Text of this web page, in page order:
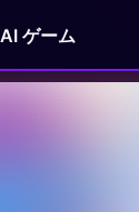
AI ゲーム